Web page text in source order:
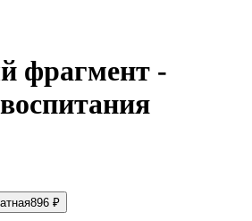
фрагмент -
896 ₽